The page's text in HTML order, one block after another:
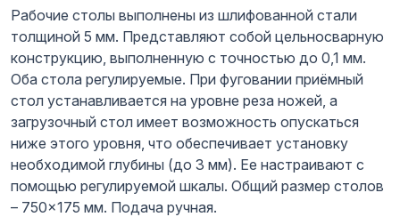
Рабочие столы выполнены из шлифованной стали
толщиной 5 мм. Представляют собой цельносварную
конструкцию, выполненную с точностью до 0,1 мм.
Оба стола регулируемые. При фуговании приёмный
стол устанавливается на уровне реза ножей, а
загрузочный стол имеет возможность опускаться
ниже этого уровня, что обеспечивает установку
необходимой глубины (до 3 мм). Ее настраивают с
помощью регулируемой шкалы. Общий размер столов
– 750×175 мм. Подача ручная.